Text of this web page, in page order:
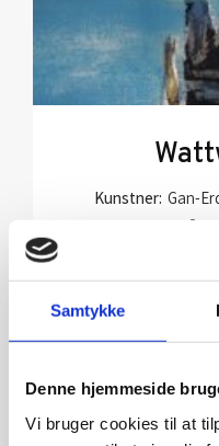
Samtykke
Denne hjemmeside
Vi bruger cookies til at
Kunstner: Gan-